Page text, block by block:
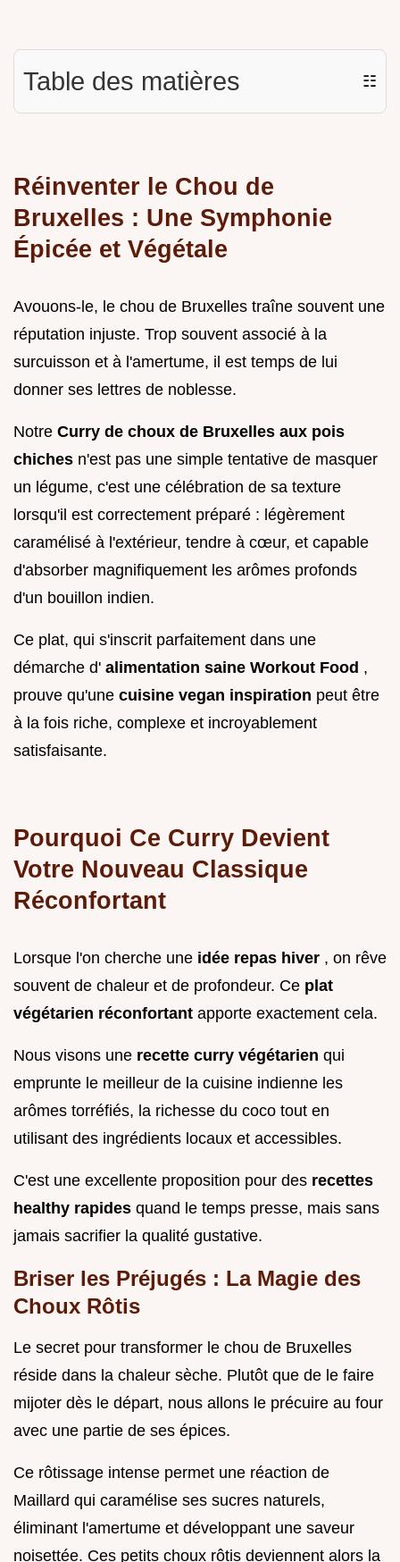
Table des matières ☷
Réinventer le Chou de
Bruxelles : Une Symphonie
Épicée et Végétale
Avouons-le, le chou de Bruxelles traîne souvent une
réputation injuste. Trop souvent associé à la
surcuisson et à l'amertume, il est temps de lui
donner ses lettres de noblesse.
Notre Curry de choux de Bruxelles aux pois
chiches n'est pas une simple tentative de masquer
un légume, c'est une célébration de sa texture
lorsqu'il est correctement préparé : légèrement
caramélisé à l'extérieur, tendre à cœur, et capable
d'absorber magnifiquement les arômes profonds
d'un bouillon indien.
Ce plat, qui s'inscrit parfaitement dans une
démarche d' alimentation saine Workout Food ,
prouve qu'une cuisine vegan inspiration peut être
à la fois riche, complexe et incroyablement
satisfaisante.
Pourquoi Ce Curry Devient
Votre Nouveau Classique
Réconfortant
Lorsque l'on cherche une idée repas hiver , on rêve
souvent de chaleur et de profondeur. Ce plat
végétarien réconfortant apporte exactement cela.
Nous visons une recette curry végétarien qui
emprunte le meilleur de la cuisine indienne les
arômes torréfiés, la richesse du coco tout en
utilisant des ingrédients locaux et accessibles.
C'est une excellente proposition pour des recettes
healthy rapides quand le temps presse, mais sans
jamais sacrifier la qualité gustative.
Briser les Préjugés : La Magie des
Choux Rôtis
Le secret pour transformer le chou de Bruxelles
réside dans la chaleur sèche. Plutôt que de le faire
mijoter dès le départ, nous allons le précuire au four
avec une partie de ses épices.
Ce rôtissage intense permet une réaction de
Maillard qui caramélise ses sucres naturels,
éliminant l'amertume et développant une saveur
noisettée. Ces petits choux rôtis deviennent alors la